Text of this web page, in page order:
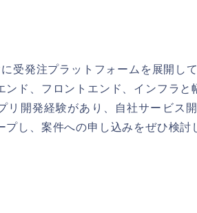
受発注プラットフォームを展開して
ンド、フロントエンド、インフラと
リ開発経験があり、自社サービス
プし、案件への申し込みをぜひ検討